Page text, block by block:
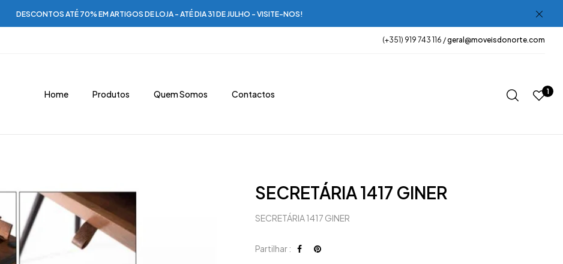
DESCONTOS ATÉ 70% EM ARTIGOS DE LOJA - ATÉ DIA 31 DE JULHO - VISITE-NOS!
(+351) 919 743 116 /geral@moveisdonorte.com
Home Produtos Quem Somos Contactos 1
SECRETÁRIA 1417 GINER
SECRETÁRIA 1417 GINER
Partilhar :